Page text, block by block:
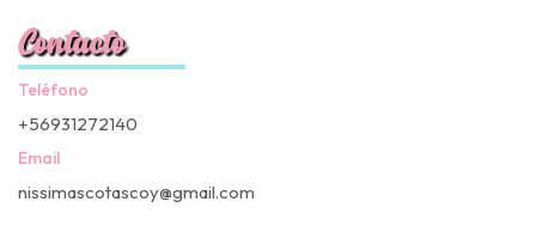
Contacto
Teléfono
+56931272140
Email
nissimascotascoy@gmail.com